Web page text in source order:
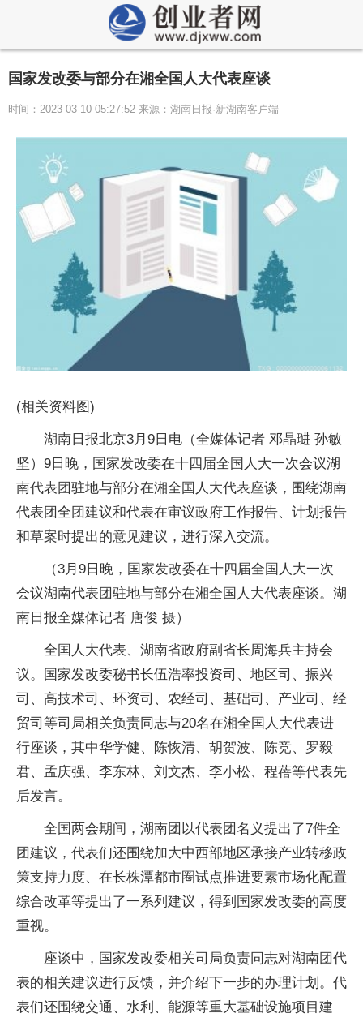
国家发改委与部分在湘全国人大代表座谈
时间：2023-03-10 05:27:52 来源：湖南日报·新湖南客户端
(相关资料图)
湖南日报北京3月9日电（全媒体记者 邓晶琎 孙敏
坚）9日晚，国家发改委在十四届全国人大一次会议湖
南代表团驻地与部分在湘全国人大代表座谈，围绕湖南
代表团全团建议和代表在审议政府工作报告、计划报告
和草案时提出的意见建议，进行深入交流。
（3月9日晚，国家发改委在十四届全国人大一次
会议湖南代表团驻地与部分在湘全国人大代表座谈。湖
南日报全媒体记者 唐俊 摄）
全国人大代表、湖南省政府副省长周海兵主持会
议。国家发改委秘书长伍浩率投资司、地区司、振兴
司、高技术司、环资司、农经司、基础司、产业司、经
贸司等司局相关负责同志与20名在湘全国人大代表进
行座谈，其中华学健、陈恢清、胡贺波、陈竞、罗毅
君、孟庆强、李东林、刘文杰、李小松、程蓓等代表先
后发言。
全国两会期间，湖南团以代表团名义提出了7件全
团建议，代表们还围绕加大中西部地区承接产业转移政
策支持力度、在长株潭都市圈试点推进要素市场化配置
综合改革等提出了一系列建议，得到国家发改委的高度
重视。
座谈中，国家发改委相关司局负责同志对湖南团代
表的相关建议进行反馈，并介绍下一步的办理计划。代
表们还围绕交通、水利、能源等重大基础设施项目建